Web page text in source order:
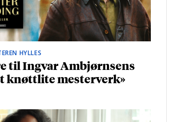
HYLLES
til Ingvar Ambjørnsens
knøttlite mesterverk»